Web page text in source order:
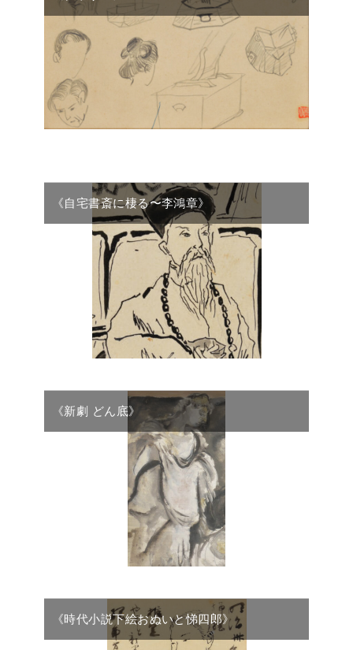
《自宅書斎に棲る〜李鴻章》
《新劇 どん底》
《時代小説下絵おぬいと悌四郎》